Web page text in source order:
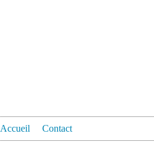
Accueil Contact